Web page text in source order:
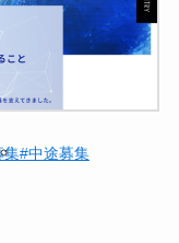
集#中途募集